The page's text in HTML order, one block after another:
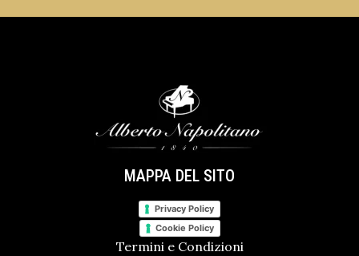
MAPPA DEL SITO
Privacy Policy
Cookie Policy
Termini e Condizioni